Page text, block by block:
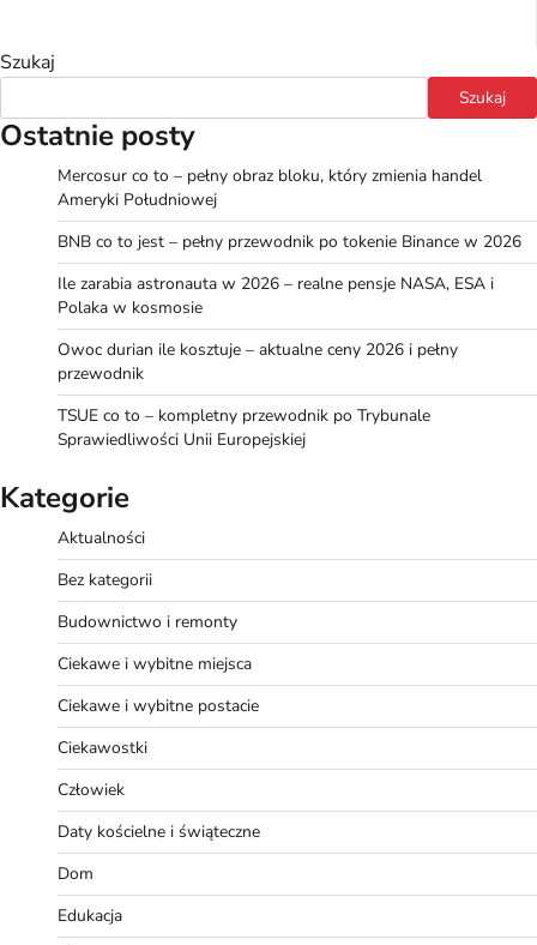
Szukaj
Szukaj
Ostatnie posty
Mercosur co to – pełny obraz bloku, który zmienia handel
Ameryki Południowej
BNB co to jest – pełny przewodnik po tokenie Binance w 2026
Ile zarabia astronauta w 2026 – realne pensje NASA, ESA i
Polaka w kosmosie
Owoc durian ile kosztuje – aktualne ceny 2026 i pełny
przewodnik
TSUE co to – kompletny przewodnik po Trybunale
Sprawiedliwości Unii Europejskiej
Kategorie
Aktualności
Bez kategorii
Budownictwo i remonty
Ciekawe i wybitne miejsca
Ciekawe i wybitne postacie
Ciekawostki
Człowiek
Daty kościelne i świąteczne
Dom
Edukacja